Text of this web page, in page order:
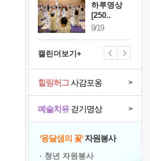
하루명상
[250..
9/19
캘린더보기+
예술치유걷기명상 >
힐링허그사감포옹 >
'옹달샘의 꽃'자원봉사
· 청년 자원봉사